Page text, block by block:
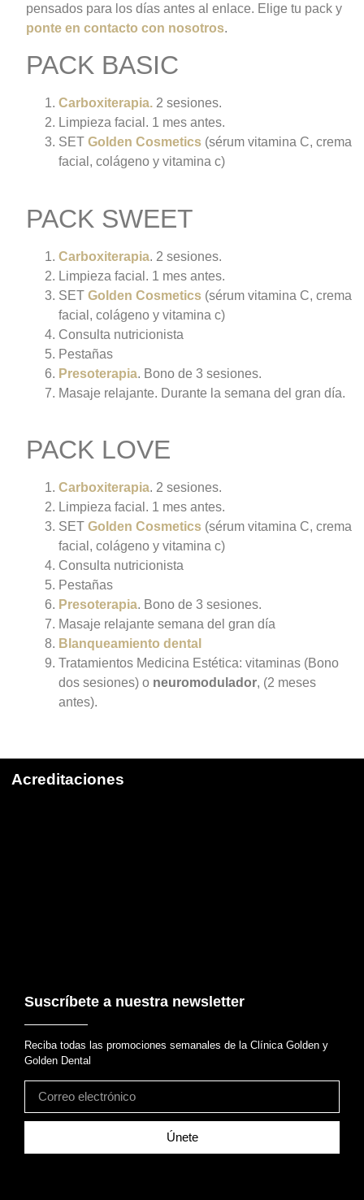
pensados para los días antes al enlace. Elige tu pack y
ponte en contacto con nosotros.
PACK BASIC
Carboxiterapia.2 sesiones.
Limpieza facial. 1 mes antes.
SET Golden Cosmetics(sérum vitamina C, crema
facial, colágeno y vitamina c)
PACK SWEET
Carboxiterapia. 2 sesiones.
Limpieza facial. 1 mes antes.
SET Golden Cosmetics(sérum vitamina C, crema
facial, colágeno y vitamina c)
Consulta nutricionista
Pestañas
Presoterapia. Bono de 3 sesiones.
Masaje relajante. Durante la semana del gran día.
PACK LOVE
Carboxiterapia. 2 sesiones.
Limpieza facial. 1 mes antes.
SET Golden Cosmetics(sérum vitamina C, crema
facial, colágeno y vitamina c)
Consulta nutricionista
Pestañas
Presoterapia. Bono de 3 sesiones.
Masaje relajante semana del gran día
Blanqueamiento dental
Tratamientos Medicina Estética: vitaminas (Bono
dos sesiones) o neuromodulador, (2 meses
antes).
Acreditaciones
Suscríbete a nuestra newsletter
Reciba todas las promociones semanales de la Clínica Golden y
Golden Dental
Únete